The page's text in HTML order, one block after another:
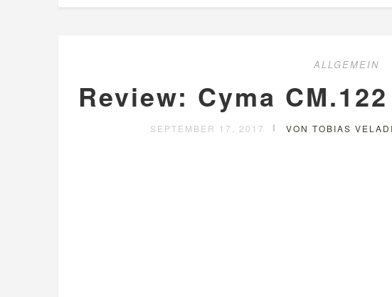
ALLGEMEIN
Review: Cyma
SEPTEMBER 17, 2017 VON TOBIAS